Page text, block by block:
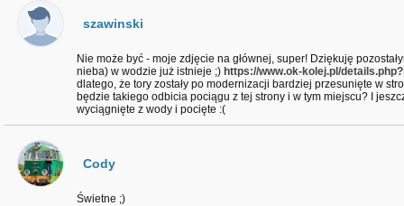
szawinski
Nie może być - moje zdjęcie na głównej, super! Dziękuję
nieba) w wodzie już istnieje ;) https://www.ok-kolej.pl/
dlatego, że tory zostały po modernizacji bardziej przesunięte w
będzie takiego odbicia pociągu z tej strony i w tym miejscu? I
wyciągnięte z wody i pocięte :(
Cody
Świetne ;)